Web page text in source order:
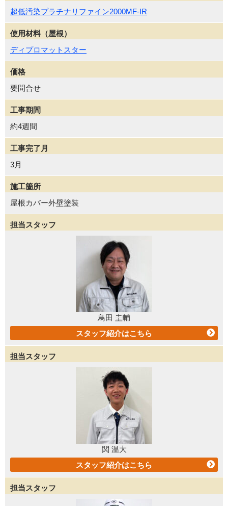
超低汚染プラチナリファイン2000MF-IR
使用材料（屋根）
ディプロマットスター
価格
要問合せ
工事期間
約4週間
工事完了月
3月
施工箇所
屋根カバー外壁塗装
担当スタッフ
鳥田 圭輔
スタッフ紹介はこちら
担当スタッフ
関 温大
スタッフ紹介はこちら
担当スタッフ